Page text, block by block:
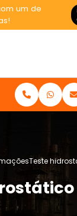
um de
Teste